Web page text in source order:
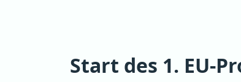
Start des 1. EU-